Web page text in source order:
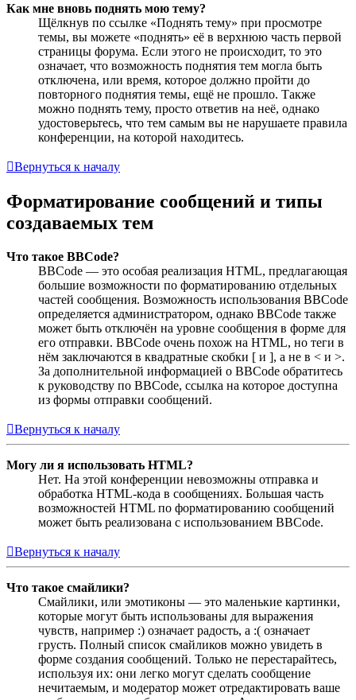
Как мне вновь поднять мою тему?
Щёлкнув по ссылке «Поднять тему» при просмотре
темы, вы можете «поднять» её в верхнюю часть первой
страницы форума. Если этого не происходит, то это
означает, что возможность поднятия тем могла быть
отключена, или время, которое должно пройти до
повторного поднятия темы, ещё не прошло. Также
можно поднять тему, просто ответив на неё, однако
удостоверьтесь, что тем самым вы не нарушаете правила
конференции, на которой находитесь.
Вернуться к началу
Форматирование сообщений и типы
создаваемых тем
Что такое BBCode?
BBCode — это особая реализация HTML, предлагающая
большие возможности по форматированию отдельных
частей сообщения. Возможность использования BBCode
определяется администратором, однако BBCode также
может быть отключён на уровне сообщения в форме для
его отправки. BBCode очень похож на HTML, но теги в
нём заключаются в квадратные скобки [ и ], а не в < и >.
За дополнительной информацией о BBCode обратитесь
к руководству по BBCode, ссылка на которое доступна
из формы отправки сообщений.
Вернуться к началу
Могу ли я использовать HTML?
Нет. На этой конференции невозможны отправка и
обработка HTML-кода в сообщениях. Большая часть
возможностей HTML по форматированию сообщений
может быть реализована с использованием BBCode.
Вернуться к началу
Что такое смайлики?
Смайлики, или эмотиконы — это маленькие картинки,
которые могут быть использованы для выражения
чувств, например :) означает радость, а :( означает
грусть. Полный список смайликов можно увидеть в
форме создания сообщений. Только не перестарайтесь,
используя их: они легко могут сделать сообщение
нечитаемым, и модератор может отредактировать ваше